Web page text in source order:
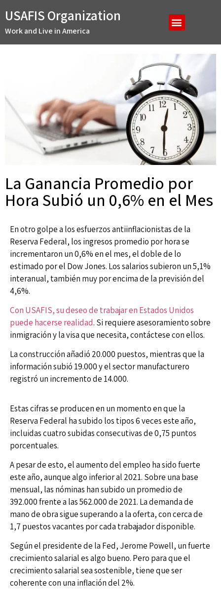
USAFIS Organization
Work and Live in America
La Ganancia Promedio por
Hora Subió un 0,6% en el Mes
En otro golpe a los esfuerzos antiinflacionistas de la
Reserva Federal, los ingresos promedio por hora se
incrementaron un 0,6% en el mes, el doble de lo
estimado por el Dow Jones. Los salarios subieron un 5,1%
interanual, también muy por encima de la previsión del
4,6%.
Con USAFIS, su deseo de trabajar en Estados Unidos
puede hacerse realidad. Si requiere asesoramiento sobre
inmigración y la visa que necesita, contáctese con ellos.
La construcción añadió 20.000 puestos, mientras que la
información subió 19.000 y el sector manufacturero
registró un incremento de 14.000.
Estas cifras se producen en un momento en que la
Reserva Federal ha subido los tipos 6 veces este año,
incluidas cuatro subidas consecutivas de 0,75 puntos
porcentuales.
A pesar de esto, el aumento del empleo ha sido fuerte
este año, aunque algo inferior al 2021. Sobre una base
mensual, las nóminas han subido un promedio de
392.000 frente a las 562.000 de 2021. La demanda de
mano de obra sigue superando a la oferta, con cerca de
1,7 puestos vacantes por cada trabajador disponible.
Según el presidente de la Fed, Jerome Powell, un fuerte
crecimiento salarial es algo bueno. Pero para que el
crecimiento salarial sea sostenible, tiene que ser
coherente con una inflación del 2%.